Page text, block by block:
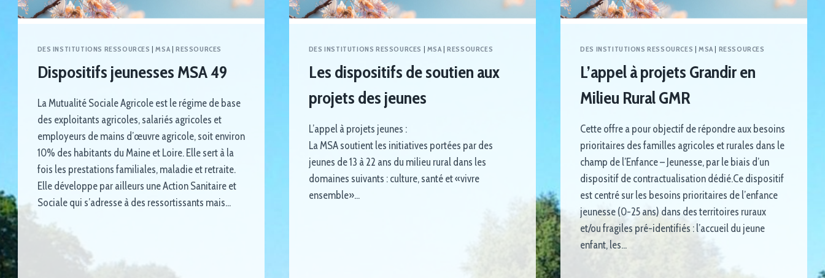
DES INSTITUTIONS RESSOURCES |MSA| RESSOURCES
Dispositifs jeunesses MSA 49
La Mutualité Sociale Agricole est le régime de base
des exploitants agricoles, salariés agricoles et
employeurs de mains d’œuvre agricole, soit environ
10% des habitants du Maine et Loire. Elle sert à la
fois les prestations familiales, maladie et retraite.
Elle développe par ailleurs une Action Sanitaire et
Sociale qui s’adresse à des ressortissants mais…
DES INSTITUTIONS RESSOURCES MSA|RESSOURCES
Les dispositifs de soutien aux
projets des jeunes
L’appel à projets jeunes :
La MSA soutient les initiatives portées par des
jeunes de 13 à 22 ans du milieu rural dans les
domaines suivants : culture, santé et «vivre
ensemble»…
DES INSTITUTIONS RESSOURCES |MSA| RESSOURCES
L’appel à projets Grandir en
Milieu Rural GMR
Cette offre a pour objectif de répondre aux besoins
prioritaires des familles agricoles et rurales dans le
champ de l’Enfance – Jeunesse, par le biais d’un
dispositif de contractualisation dédié.Ce dispositif
est centré sur les besoins prioritaires de l’enfance
jeunesse (0-25 ans) dans des territoires ruraux
et/ou fragiles pré-identifiés : l’accueil du jeune
enfant, les…